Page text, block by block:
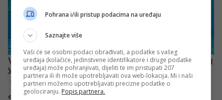
Pohrana i/ili pristup podacima na uređaju
Saznajte više
Vaši će se osobni podaci obrađivati, a podatke s vašeg
uređaja (kolačiće, jedinstvene identifikatore i druge podatke
uređaja) može pohranjivati, dijeliti te im pristupati 207
partnera ili ih može upotrebljavati ova web-lokacija. Mi i naši
partneri možemo upotrebljavati precizne podatke o
geolociranju. Popis partnera.